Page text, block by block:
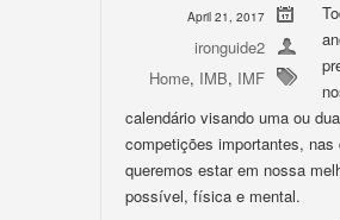
April 21, 2017
ironguide2
Home, IMB, IMF
calendário visando uma ou
competições importantes, nas
queremos estar em nossa
possível, física e mental.